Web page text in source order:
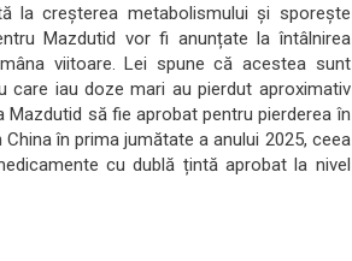
la creșterea metabolismului și sporește
Mazdutid vor fi anunțate la întâlnirea
viitoare. Lei spune că acestea sunt
care iau doze mari au pierdut aproximativ
să fie aprobat pentru pierderea în
în prima jumătate a anului 2025, ceea
cu dublă țintă aprobat la nivel